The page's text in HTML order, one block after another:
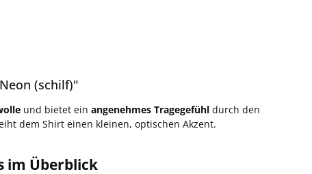
(schilf)"
und bietet ein angenehmes Tragegefühl durch den
dem Shirt einen kleinen, optischen Akzent.
im Überblick